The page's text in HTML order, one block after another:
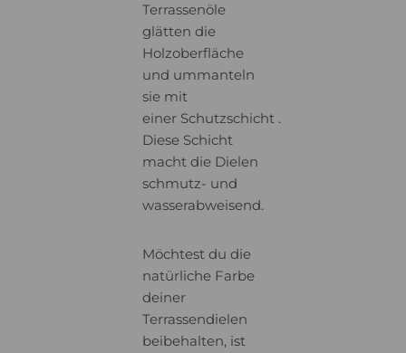
Terrassenöle
glätten die
Holzoberfläche
und ummanteln
sie mit
einer Schutzschicht .
Diese Schicht
macht die Dielen
schmutz- und
wasserabweisend.
Möchtest du die
natürliche Farbe
deiner
Terrassendielen
beibehalten, ist